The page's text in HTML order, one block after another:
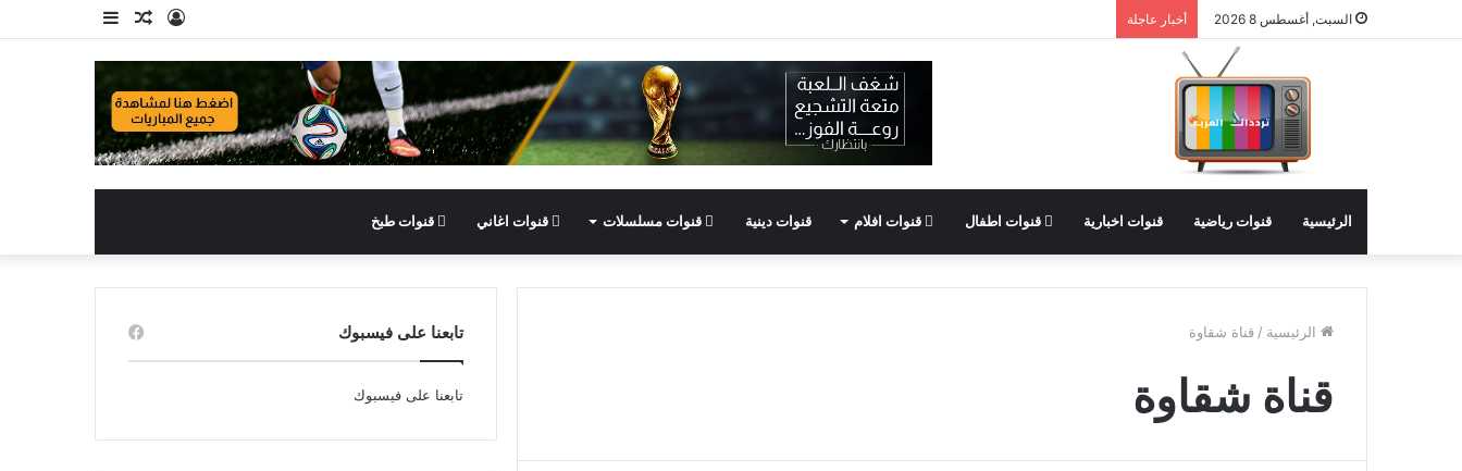
السبت, أغسطس 8 2026 أخبار عاجلة
إضافة
عمود
مقال
عشوائي
تسجيل
الدخول
الرئيسية قنوات رياضية قنوات اخبارية قنوات اطفال قنوات افلام قنوات دينية قنوات مسلسلات قنوات اغاني قنوات طبخ
الرئيسية / قناة شقاوة
قناة شقاوة
تابعنا على فيسبوك
تابعنا على فيسبوك